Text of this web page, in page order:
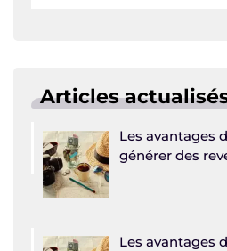
Articles
Les avantages
générer des
Les avantages